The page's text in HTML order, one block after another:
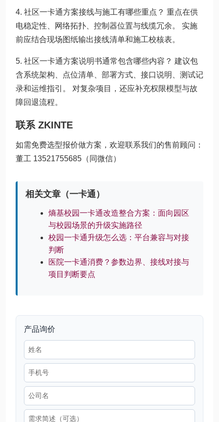
4. 社区一卡通方案接线与施工有哪些重点？ 重点在供
电稳定性、网络拓扑、控制器位置与线缆冗余。 实施
前应结合现场图纸输出接线清单和施工校核表。
5. 社区一卡通方案说明书通常包含哪些内容？ 建议包
含系统架构、点位清单、部署方式、接口说明、测试记
录和运维指引。 对复杂项目，还应补充权限模型与故
障回退流程。
联系 ZKINTE
如需免费选型报价做方案，欢迎联系我们的售前顾问：
董工 13521755685（同微信）
相关文章（一卡通）
熵基校园一卡通改造整合方案：面向园区
与校园场景的升级实施路径
校园一卡通升级怎么选：平台兼容与对接
判断
医院一卡通消费？参数边界、接线对接与
项目判断要点
产品询价